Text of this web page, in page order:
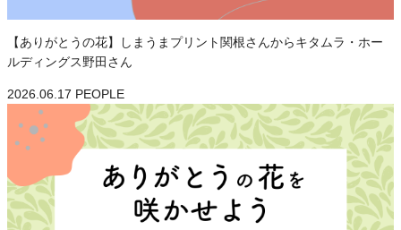
【ありがとうの花】しまうまプリント関根さんからキタムラ・ホー
ルディングス野田さん
2026.06.17 PEOPLE